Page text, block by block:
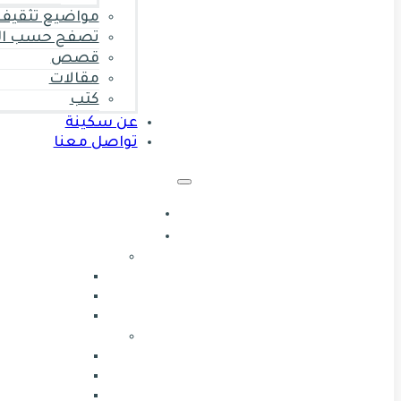
مواضيع
تصفح حسب
قصص
مقالات
كتب
عن سكينة
تواصل معنا